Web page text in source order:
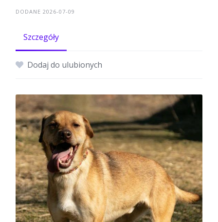
DODANE 2026-07-09
Szczegóły
Dodaj do ulubionych